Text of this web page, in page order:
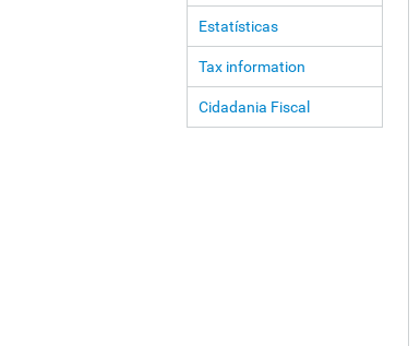
Estatísticas
Tax information
Cidadania Fiscal